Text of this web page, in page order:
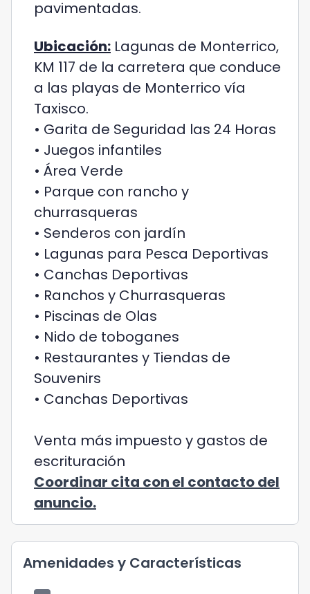
pavimentadas.
Ubicación: Lagunas de Monterrico,
KM 117 de la carretera que conduce
a las playas de Monterrico vía
Taxisco.
• Garita de Seguridad las 24 Horas
• Juegos infantiles
• Área Verde
• Parque con rancho y
churrasqueras
• Senderos con jardín
• Lagunas para Pesca Deportivas
• Canchas Deportivas
• Ranchos y Churrasqueras
• Piscinas de Olas
• Nido de toboganes
• Restaurantes y Tiendas de
Souvenirs
• Canchas Deportivas
Venta más impuesto y gastos de
escrituración
Coordinar cita con el contacto del
anuncio.
Amenidades y Características